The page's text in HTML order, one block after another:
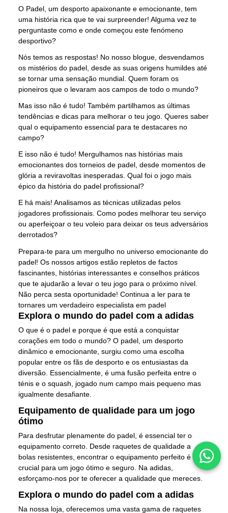
O Padel, um desporto apaixonante e emocionante, tem
uma história rica que te vai surpreender! Alguma vez te
perguntaste como e onde começou este fenómeno
desportivo?
Nós temos as respostas! No nosso blogue, desvendamos
os mistérios do padel, desde as suas origens humildes até
se tornar uma sensação mundial. Quem foram os
pioneiros que o levaram aos campos de todo o mundo?
Mas isso não é tudo! Também partilhamos as últimas
tendências e dicas para melhorar o teu jogo. Queres saber
qual o equipamento essencial para te destacares no
campo?
E isso não é tudo! Mergulhamos nas histórias mais
emocionantes dos torneios de padel, desde momentos de
glória a reviravoltas inesperadas. Qual foi o jogo mais
épico da história do padel profissional?
E há mais! Analisamos as técnicas utilizadas pelos
jogadores profissionais. Como podes melhorar teu serviço
ou aperfeiçoar o teu voleio para deixar os teus adversários
derrotados?
Prepara-te para um mergulho no universo emocionante do
padel! Os nossos artigos estão repletos de factos
fascinantes, histórias interessantes e conselhos práticos
que te ajudarão a levar o teu jogo para o próximo nível.
Não perca sesta oportunidade! Continua a ler para te
tornares um verdadeiro especialista em padel
Explora o mundo do padel com a adidas
O que é o padel e porque é que está a conquistar
corações em todo o mundo? O padel, um desporto
dinâmico e emocionante, surgiu como uma escolha
popular entre os fãs de desporto e os entusiastas da
diversão. Essencialmente, é uma fusão perfeita entre o
ténis e o squash, jogado num campo mais pequeno mas
igualmente desafiante.
Equipamento de qualidade para um jogo
ótimo
Para desfrutar plenamente do padel, é essencial ter o
equipamento correto. Desde raquetes de qualidade a
bolas resistentes, encontrar o equipamento perfeito é
crucial para um jogo ótimo e seguro. Na adidas,
esforçamo-nos por te oferecer a qualidade que mereces.
Explora o mundo do padel com a adidas
Na nossa loja, oferecemos uma vasta gama de raquetes